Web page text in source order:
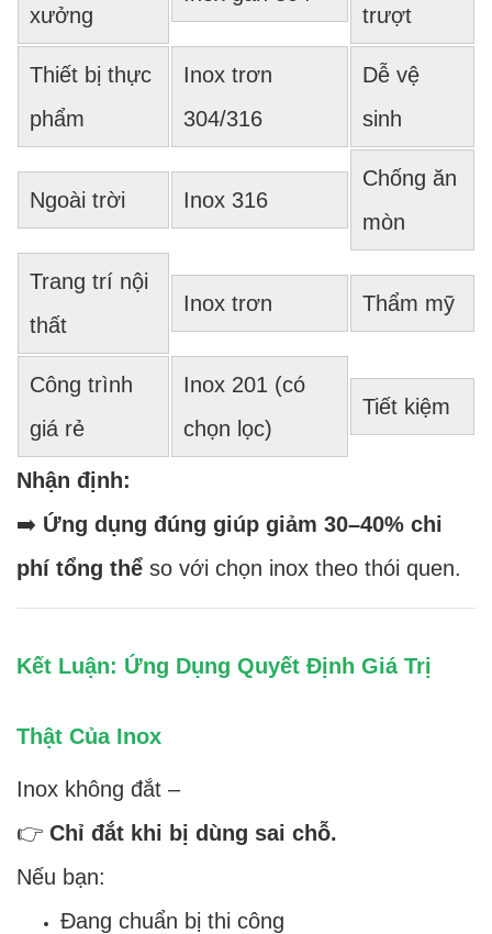
xưởng
trượt
Thiết bị thực
phẩm
Inox trơn
304/316
Dễ vệ
sinh
Ngoài trời Inox 316
Chống ăn
mòn
Trang trí nội
thất
Inox trơn Thẩm mỹ
Công trình
giá rẻ
Inox 201 (có
chọn lọc)
Tiết kiệm
Nhận định:
➡️ Ứng dụng đúng giúp giảm 30–40% chi
phí tổng thể so với chọn inox theo thói quen.
Kết Luận: Ứng Dụng Quyết Định Giá Trị
Thật Của Inox
Inox không đắt –
👉 Chỉ đắt khi bị dùng sai chỗ.
Nếu bạn:
Đang chuẩn bị thi công